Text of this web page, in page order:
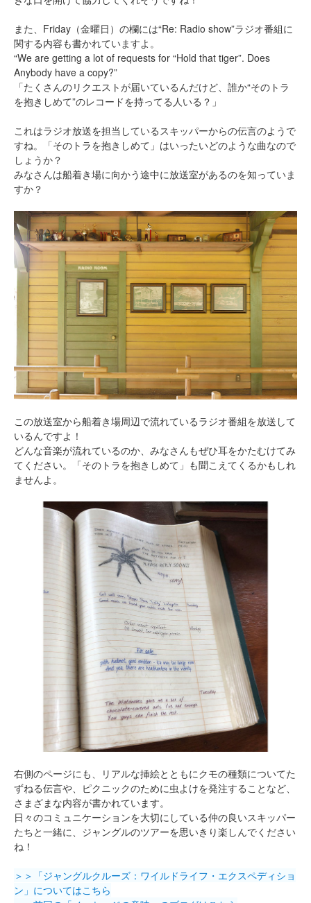
また、Friday（金曜日）の欄には“Re: Radio show”ラジオ番組に
関する内容も書かれていますよ。
“We are getting a lot of requests for “Hold that tiger”. Does
Anybody have a copy?”
「たくさんのリクエストが届いているんだけど、誰か“そのトラ
を抱きしめて”のレコードを持ってる人いる？」
これはラジオ放送を担当しているスキッパーからの伝言のようで
すね。「そのトラを抱きしめて」はいったいどのような曲なので
しょうか？
みなさんは船着き場に向かう途中に放送室があるのを知っていま
すか？
この放送室から船着き場周辺で流れているラジオ番組を放送して
いるんですよ！
どんな音楽が流れているのか、みなさんもぜひ耳をかたむけてみ
てください。「そのトラを抱きしめて」も聞こえてくるかもしれ
ませんよ。
右側のページにも、リアルな挿絵とともにクモの種類についてた
ずねる伝言や、ピクニックのために虫よけを発注することなど、
さまざまな内容が書かれています。
日々のコミュニケーションを大切にしている仲の良いスキッパー
たちと一緒に、ジャングルのツアーを思いきり楽しんでください
ね！
＞＞「ジャングルクルーズ：ワイルドライフ・エクスペディショ
ン」についてはこちら